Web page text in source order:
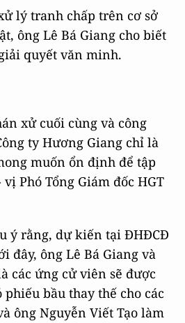
lý tranh chấp trên cơ sở
ông Lê Bá Giang cho biết
quyết văn minh.
xử cuối cùng và công
ty Hương Giang chỉ là
muốn ổn định để tập
Phó Tổng Giám đốc HGT
ý rằng, dự kiến tại ĐHĐCĐ
đây, ông Lê Bá Giang và
các ứng cử viên sẽ được
phiếu bầu thay thế cho các
ông Nguyễn Viết Tạo làm